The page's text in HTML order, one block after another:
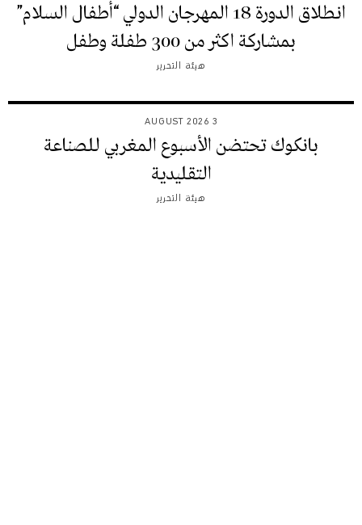
انطلاق الدورة 18 المهرجان الدولي “أطفال السلام”
بمشاركة اكثر من 300 طفلة وطفل
هيئة التحرير
3 AUGUST 2026
بانكوك تحتضن الأسبوع المغربي للصناعة
التقليدية
هيئة التحرير